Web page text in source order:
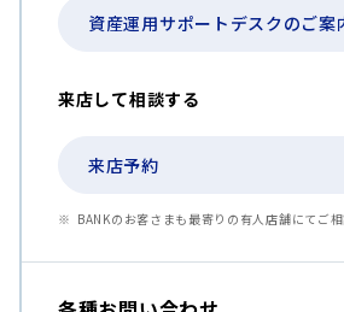
資産運用サポートデスクのご案
来店して相談する
来店予約
BANKのお客さまも最寄りの有人店舗にてご相